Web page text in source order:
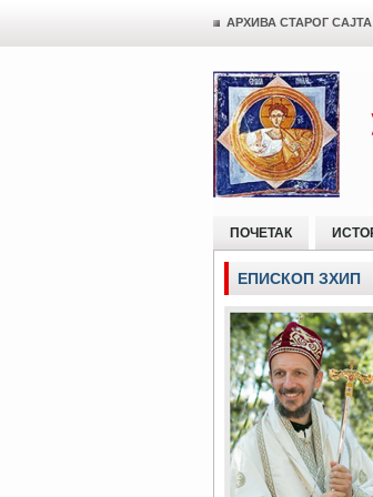
АРХИВА СТАРОГ САЈТА
ПОЧЕТАК
ЕПИСКОП ЗХИП